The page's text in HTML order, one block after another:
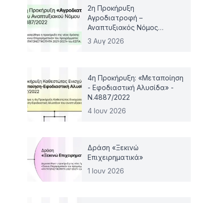
2η Προκήρυξη
Αγροδιατροφή –
Αναπτυξιακός Νόμος
4887/2022
3 Αυγ 2026
4η Προκήρυξη: «Μεταποίηση
- Εφοδιαστική Αλυσίδα» -
Ν.4887/2022
4 Ιουν 2026
Δράση «Ξεκινώ
Επιχειρηματικά»
1 Ιουν 2026